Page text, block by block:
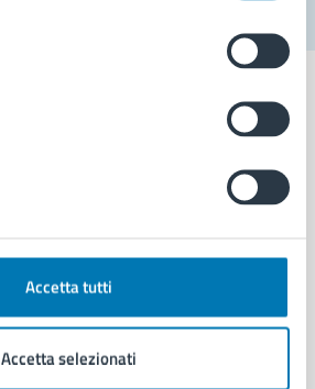
Accetta tutti
Accetta selezionati